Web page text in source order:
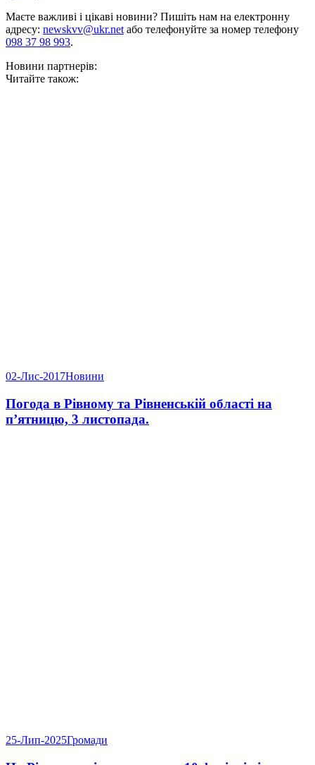
Маєте важливі і цікаві новини? Пишіть нам на електронну
адресу: newskvv@ukr.netабо телефонуйте за номер телефону
098 37 98 993.
Новини партнерів:
Читайте також:
02-Лис-2017Новини
Погода в Рівному та Рівненській області на
п’ятницю, 3 листопада.
25-Лип-2025Громади